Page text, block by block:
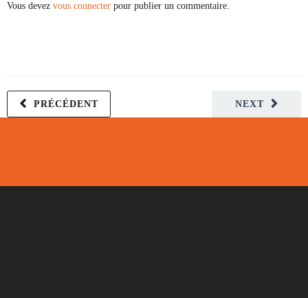
Vous devez vous connecter pour publier un commentaire.
NEXT
PRÉCÉDENT